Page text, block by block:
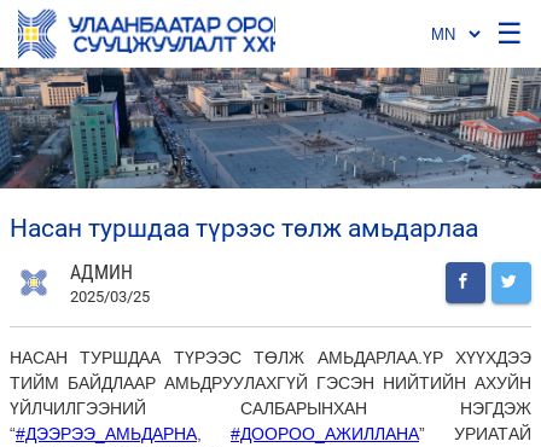
☰
насан туршдаа түрээс төлж амьдарлаа
АДМИН
2025/03/25
НАСАН ТУРШДАА ТҮРЭЭС ТӨЛЖ АМЬДАРЛАА.ҮР ХҮҮХДЭЭ
ТИЙМ БАЙДЛААР АМЬДРУУЛАХГҮЙ ГЭСЭН НИЙТИЙН АХУЙН
ҮЙЛЧИЛГЭЭНИЙ САЛБАРЫНХАН НЭГДЭЖ
“#ДЭЭРЭЭ_АМЬДАРНА #ДООРОО_АЖИЛЛАНА” УРИАТАЙ